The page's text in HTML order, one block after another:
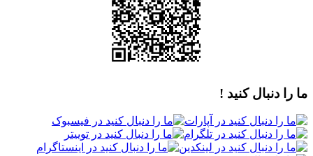
ما را دنبال کنید !